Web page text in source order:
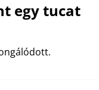
egy tucat